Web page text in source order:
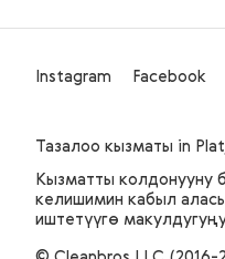
Instagram Facebook
Кызматты колдонууну
келишимин кабыл
иштетүүгө
Тазалоо кызматы in